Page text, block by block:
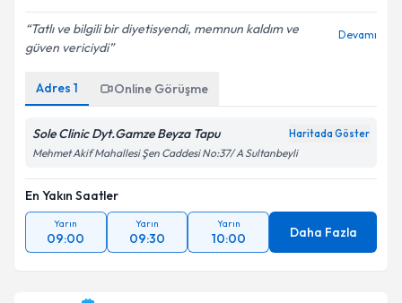
E-posta Adresiniz
Kişisel verilerimin işlenmesine ilişkinAydınlatma
kapsamda işlenmesini kabul ediyorum.
Tatlı ve bilgili bir diyetisyendi, memnun kaldım ve
güven vericiydi
Devamı
Adres 1 Online Görüşme
Sole Clinic Dyt.Gamze Beyza Tapu Haritada Göster
Mehmet Akif Mahallesi Şen Caddesi No:37/ A Sultanbeyli
En Yakın Saatler
Yarın
09:00
Yarın
09:30
Yarın
10:00 Daha Fazla